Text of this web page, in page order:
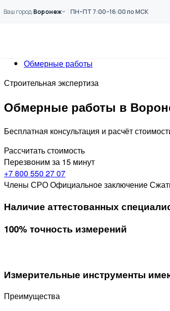
Перейти к основному содержанию
Ваш город:Воронеж ПН–ПТ 7:00–16:00 по МСК
Обмерные работы
Строительная экспертиза
Обмерные работы в
Бесплатная консультация и расчёт
Рассчитать стоимость
Перезвоним за 15 минут
+7 800 550 27 07
Члены СРООфициальное заключение
Наличие аттестованных
100% точность измерений
Измерительные инструменты
Преимущества